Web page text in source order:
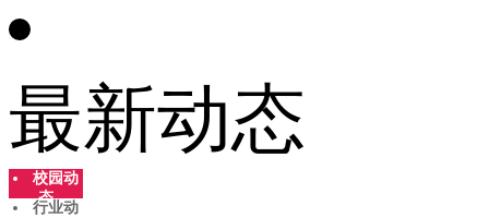
最新动态
校园动
态
行业动